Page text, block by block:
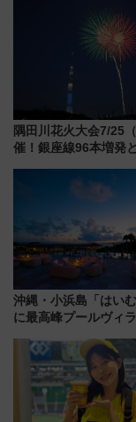
斉藤雪乃＆福原トシヒ
く！9月13日「京都の
ツアー」開催
隅田川花火大会7/25
催！銀座線96本増発
アクセス攻略法、2万
沖縄・小浜島「はいむ
に最高峰プールヴィ
美旅「何もしない贅
してみない？